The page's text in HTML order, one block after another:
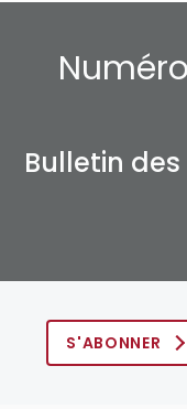
Bulletin
S'ABONNER